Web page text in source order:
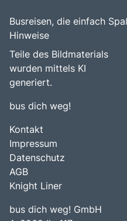
Busreisen, die einfach
Hinweise
Teile des Bildmaterials
wurden mittels KI
generiert.
bus dich weg!
Kontakt
Impressum
Datenschutz
AGB
Knight Liner
bus dich weg! GmbH